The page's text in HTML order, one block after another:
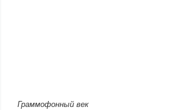
Граммофонный век